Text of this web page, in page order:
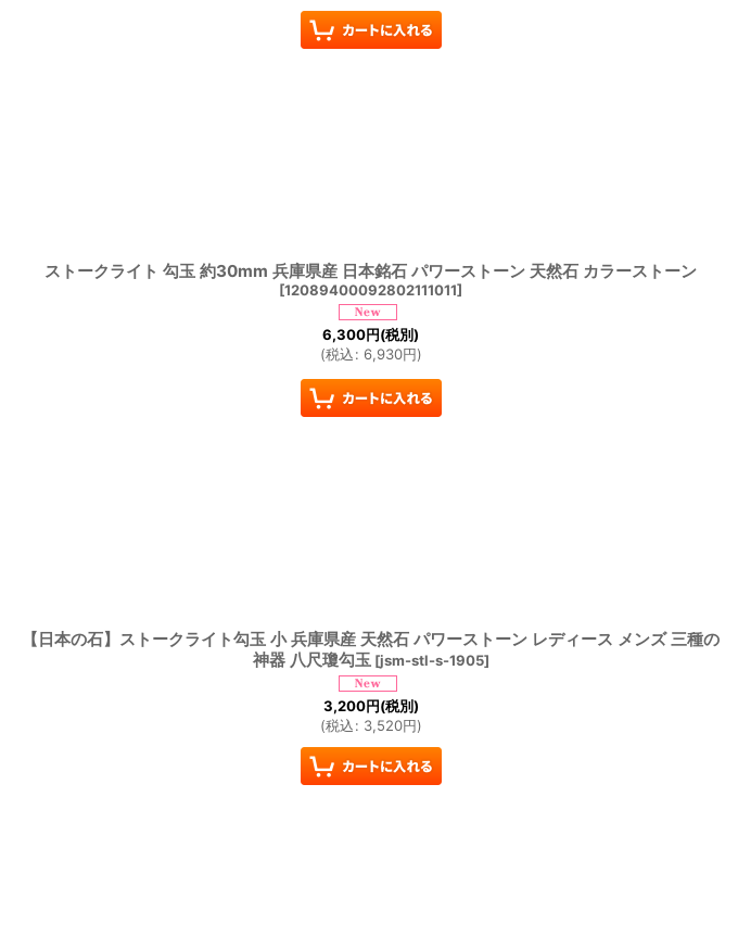
ストークライト 勾玉 約30mm 兵庫県産 日本銘石 パワーストーン 天然石 カラーストーン
[12089400092802111011]
6,300円(税別)
(税込: 6,930円)
【日本の石】ストークライト勾玉 小 兵庫県産 天然石 パワーストーン レディース メンズ 三種の
神器 八尺瓊勾玉 [jsm-stl-s-1905]
3,200円(税別)
(税込: 3,520円)